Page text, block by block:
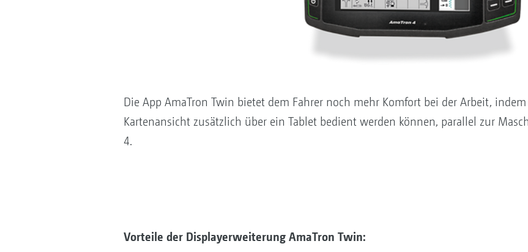
Die App AmaTron Twin bietet dem Fahrer noch mehr Komfort bei der Arbeit,
Kartenansicht zusätzlich über ein Tablet bedient werden können, parallel zur
4.
Vorteile der Displayerweiterung AmaTron Twin: